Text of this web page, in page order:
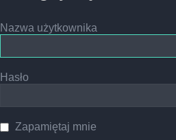
Nazwa użytkownika
Hasło
Zapamiętaj mnie